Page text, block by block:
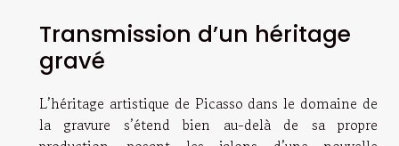
Transmission d’un héritage
gravé
L’héritage artistique de Picasso dans le domaine de
la gravure s’étend bien au-delà de sa propre